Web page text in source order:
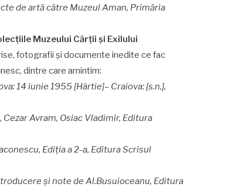
de artă către Muzeul Aman, Primăria
Muzeului Cărții și Exilului
fotografii și documente inedite ce fac
dintre care amintim:
14 iunie 1955 [Hârtie]– Craiova: [s.n.],
Avram, Osiac Vladimir, Editura
Ediția a 2-a, Editura Scrisul
şi note de Al.Busuioceanu, Editura